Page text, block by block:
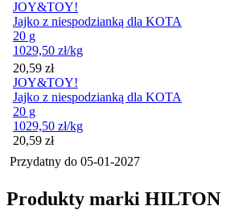
JOY&TOY!
Jajko z niespodzianką dla KOTA
20 g
1029,50 zł/kg
Cena
20,59 zł
JOY&TOY!
Jajko z niespodzianką dla KOTA
20 g
1029,50 zł/kg
Cena
20,59 zł
Przydatny do 05-01-2027
Produkty marki HILTON